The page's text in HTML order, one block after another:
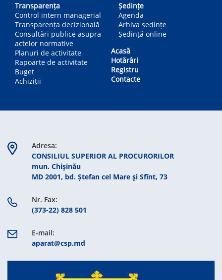
Transparența
Control intern managerial
Transparența decizională
Consultări publice asupra
actelor normative
Planuri de activitate
Rapoarte de activitate
Buget
Achiziții
Ședințe
Agenda
Arhiva ședințe
Ședință online
Acasă
Hotărâri
Registru
Contacte
Adresa:
CONSILIUL SUPERIOR AL PROCURORILOR
mun. Chişinău
MD 2001, bd. Ștefan cel Mare şi Sfînt, 73
Nr. Fax:
(373-22) 828 501
E-mail:
aparat@csp.md